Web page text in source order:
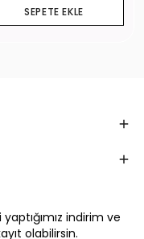
SEPETE EKLE
indirim ve
olabilirsin.